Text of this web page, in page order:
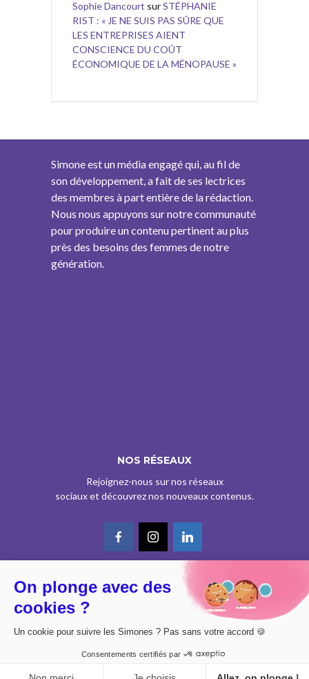
Sophie Dancourt surSTÉPHANIE
RIST : « JE NE SUIS PAS SÛRE QUE
LES ENTREPRISES AIENT
CONSCIENCE DU COÛT
ÉCONOMIQUE DE LA MÉNOPAUSE »
Simone est un média engagé qui, au fil de
son développement, a fait de ses lectrices
des membres à part entière de la rédaction.
Nous nous appuyons sur notre communauté
pour produire un contenu pertinent au plus
près des besoins des femmes de notre
génération.
NOS RÉSEAUX
Rejoignez-nous sur nos réseaux
sociaux et découvrez nos nouveaux contenus.
© CE SITE EST AGRÉÉ COMME SERVICE DE PRESSE EN LIGNE PAR LA
CPPAP SOUS LE N° 0626 Z 93934 (IPG ART.39BISA CGI)
POLITIQUE DE CONFIDENTIALITÉ
On plonge avec des
cookies ?
Un cookie pour suivre les Simones ? Pas sans votre accord 🍪
Consentements certifiés par